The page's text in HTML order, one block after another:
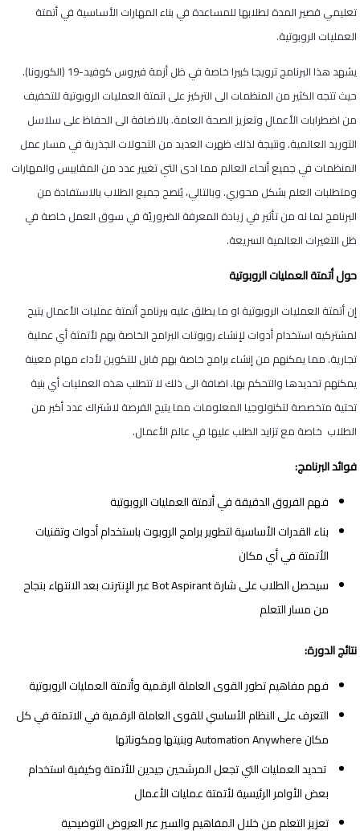
تعليمي قصير المدة لطلابها للمساعدة في بناء المهارات الأساسية في أتمتة
العمليات الروبوتية.
يشهد هذا البرنامج ترويجا كبيرا خاصة في ظل أزمة فيروس كوفيد-19 (الكورونا).
حيث تتجه الكثير من المنظمات الى التركيز على اتمتة العمليات الروبوتية للتخفيف
من اضطرابات الأعمال وتعزيز الصحة العامة. بالاضافة الى الحفاظ على سلاسل
التوريد العالمية. ونتيجة لذلك ظهرت العديد من التحولات الجذرية في مسار عمل
المنظمات في جميع أنحاء العالم مما ادى التي تغيير عدد من المقاييس والمهارات
ومتطلبات العلم بشكل محوري. وبالتالي، يُنصح جميع الطلاب بالاستفادة من
البرنامج لما له من تأثير في زيادة المعرفة الضروريًة في سوق العمل خاصة في
ظل التغيرات العالمية السريعة.
حول أتمتة العمليات الروبوتية
إن أتمتة العمليات الروبوتية او ما يطلق عليه ببرنامج أتمتة عمليات الأعمال يتيح
لمشتركيه استخدام أدوات لإنشاء روبوتات البرامج الخاصة بهم لأتمتة أي عملية
تجارية. مما يمكنهم من إنشاء برامج خاصة بهم قابل للتكوين لأداء مهام معينة
يمكنهم تحديدها والتحكم بها. اضافة الى ذلك لا تتطلب هذه العمليات أي بنية
تحتية متخصصة لتكنولوجيا المعلومات مما يتيح الفرصة لاشتراك عدد أكبر من
الطلاب خاصة مع تزايد الطلب عليها في عالم الأعمال.
فوائد البرنامج:
فهم الفروق الدقيقة في أتمتة العمليات الروبوتية
بناء القدرات الأساسية لتطوير برامج الروبوت باستخدام أدوات وتقنيات
الأتمتة في أي مكان
سيحصل الطلاب على شارةBot Aspirantعبر الإنترنت بعد الانتهاء بنجاح
من مسار التعلم
نتائج الدورة:
فهم مفاهيم تطور القوى العاملة الرقمية وأتمتة العمليات الروبوتية
التعرف على النظام الأساسي للقوى العاملة الرقمية في الاتمتة في كل
مكانAutomation Anywhereوبنيتها ومكوناتها
تحديد العمليات التي تجعل المرشحين جيدين للأتمتة وكيفية استخدام
بعض الأوامر الرئيسية لأتمتة عمليات الأعمال
تعزيز التعلم من خلال المفاهيم والسير عبر العروض التوضيحية